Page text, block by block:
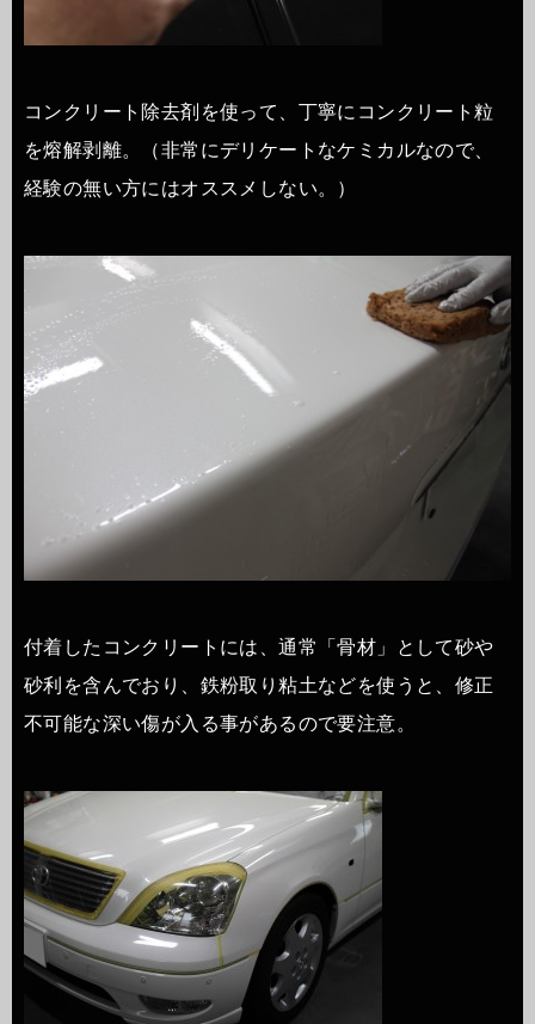
コンクリート除去剤を使って、丁寧にコンクリート粒
を熔解剥離。（非常にデリケートなケミカルなので、
経験の無い方にはオススメしない。）
付着したコンクリートには、通常「骨材」として砂や
砂利を含んでおり、鉄粉取り粘土などを使うと、修正
不可能な深い傷が入る事があるので要注意。